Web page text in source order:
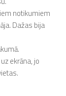
notikumiem
Dažas bija
ekrāna, jo